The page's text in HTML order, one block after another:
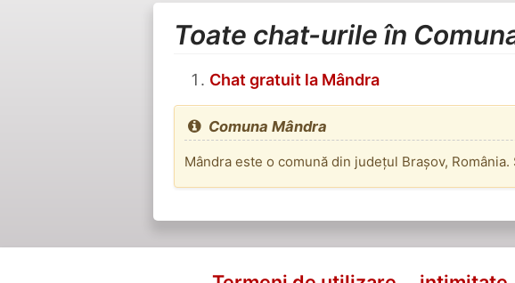
Toate chat-urile în
Chat gratuit la Mândra
Comuna Mândra
Mândra este o comună din județul Brașov,